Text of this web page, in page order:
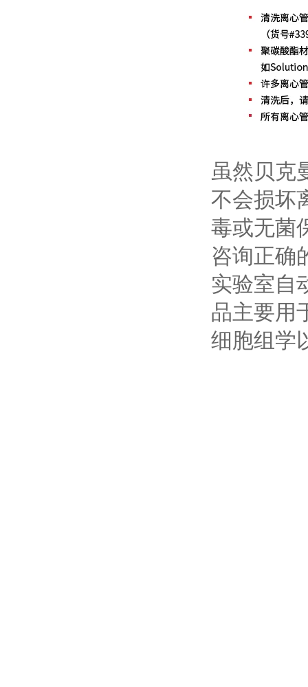
虽然贝克
不会损坏
毒或无菌
咨询正确
实验室自
品主要用
细胞组学